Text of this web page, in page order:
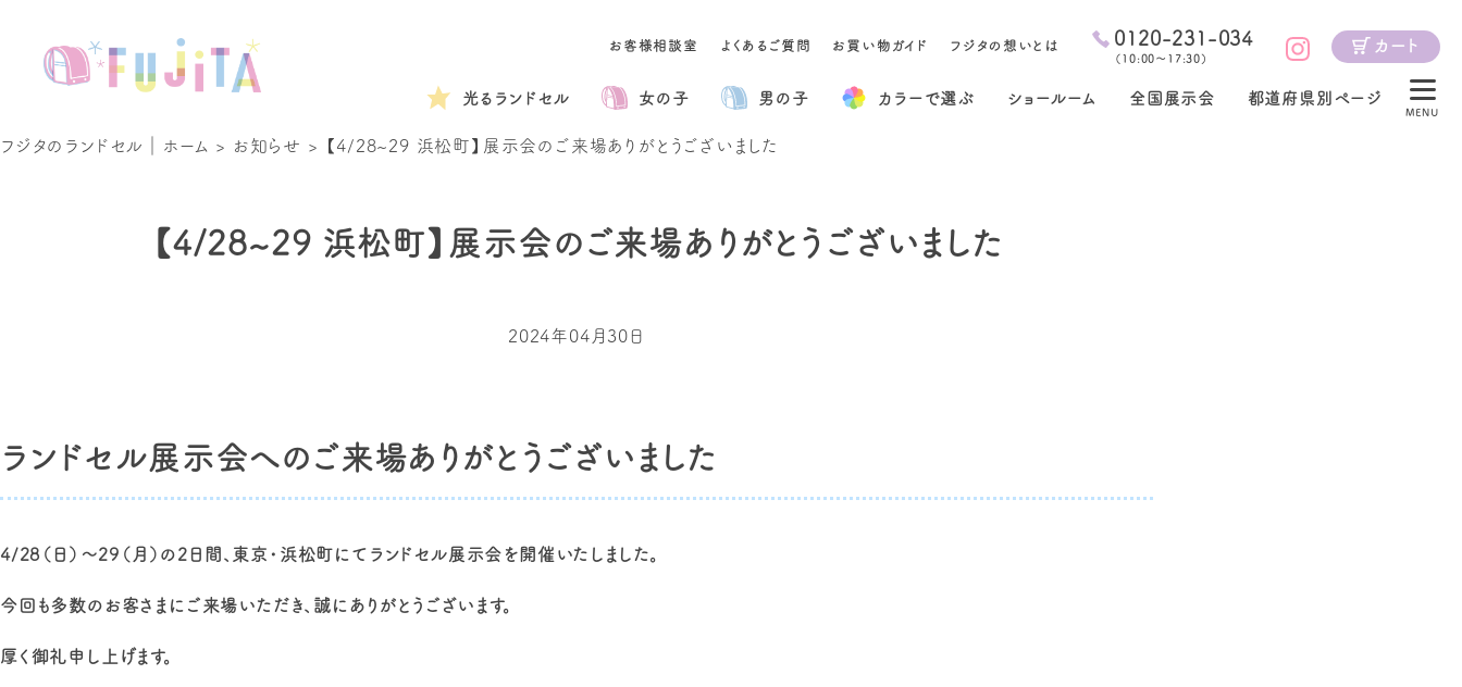
お客様相談室 よくあるご質問 お買い物ガイド フジタの想いとは 0120-231-034
（ 10:00～17:30 ）
カート
光るランドセル 女の子 男の子 カラー で選ぶ ショールーム 全国展示会 都道府県別ページ
MENU
フジタのランドセル｜ホーム > お知らせ > 【4/28~29 浜松町】展示会のご来場ありがとうございました
【4/28~29 浜松町】展示会のご来場ありがとうございました
2024年04月30日
ランドセル展示会へのご来場ありがとうございました
4/28（日）〜29（月）の2日間、東京・浜松町にてランドセル展示会を開催いたしました。
今回も多数のお客さまにご来場いただき、誠にありがとうございます。
厚く御礼申し上げます。